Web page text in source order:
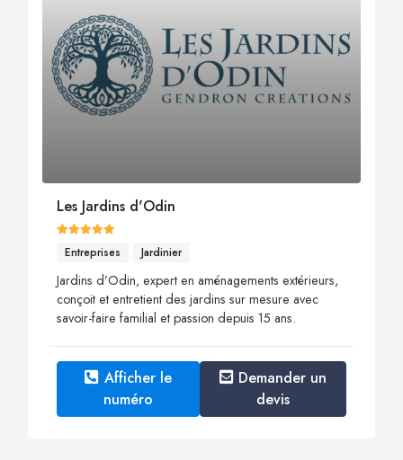
Les Jardins d'Odin
Entreprises Jardinier
Jardins d’Odin, expert en aménagements extérieurs,
conçoit et entretient des jardins sur mesure avec
savoir-faire familial et passion depuis 15 ans.
Afficher le
numéro
Demander un
devis